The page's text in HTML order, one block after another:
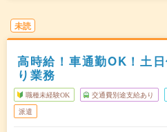
未読
高時給！車通勤OK！土
り業務
職種未経験OK 交通費別途支給あり
派遣